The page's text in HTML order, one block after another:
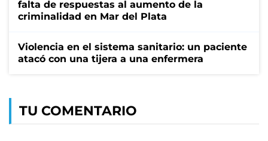
falta de respuestas al aumento de la
criminalidad en Mar del Plata
Violencia en el sistema sanitario: un paciente
atacó con una tijera a una enfermera
TU COMENTARIO